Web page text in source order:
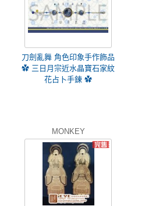
刀劍亂舞 角色印象手作飾品
✿ 三日月宗近水晶寶石家紋
花占卜手鍊 ✿
MONKEY